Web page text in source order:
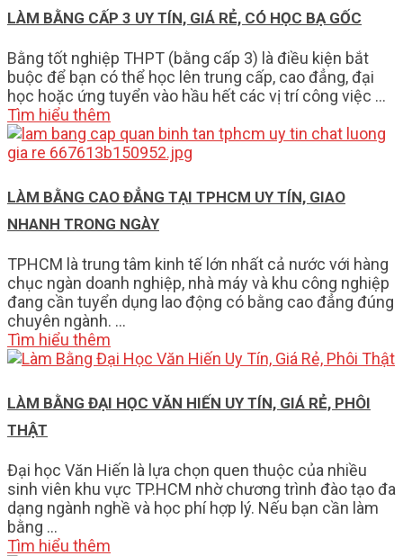
LÀM BẰNG CẤP 3 UY TÍN, GIÁ RẺ, CÓ HỌC BẠ GỐC
Bằng tốt nghiệp THPT (bằng cấp 3) là điều kiện bắt
buộc để bạn có thể học lên trung cấp, cao đẳng, đại
học hoặc ứng tuyển vào hầu hết các vị trí công việc …
Tìm hiểu thêm
LÀM BẰNG CAO ĐẲNG TẠI TPHCM UY TÍN, GIAO
NHANH TRONG NGÀY
TPHCM là trung tâm kinh tế lớn nhất cả nước với hàng
chục ngàn doanh nghiệp, nhà máy và khu công nghiệp
đang cần tuyển dụng lao động có bằng cao đẳng đúng
chuyên ngành. …
Tìm hiểu thêm
LÀM BẰNG ĐẠI HỌC VĂN HIẾN UY TÍN, GIÁ RẺ, PHÔI
THẬT
Đại học Văn Hiến là lựa chọn quen thuộc của nhiều
sinh viên khu vực TP.HCM nhờ chương trình đào tạo đa
dạng ngành nghề và học phí hợp lý. Nếu bạn cần làm
bằng …
Tìm hiểu thêm